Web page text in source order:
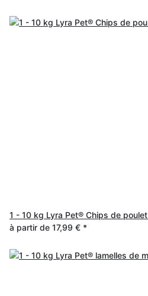
1 - 10 kg Lyra Pet® Chips de poulet
à partir de 17,99 € *